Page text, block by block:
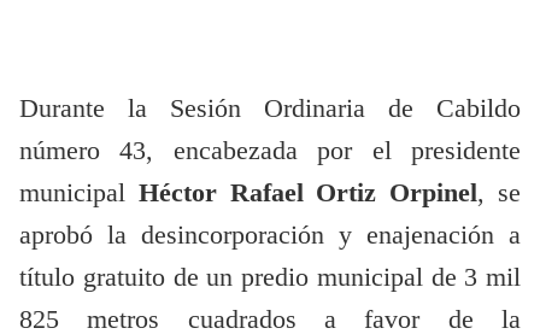
Durante la Sesión Ordinaria de Cabildo
número 43, encabezada por el presidente
municipal Héctor Rafael Ortiz Orpinel, se
aprobó la desincorporación y enajenación a
título gratuito de un predio municipal de 3 mil
825 metros cuadrados a favor de la